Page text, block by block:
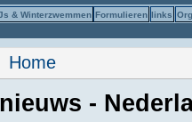
& Winterzwemmen Formulieren links
U bent hier
Home
nieuws -